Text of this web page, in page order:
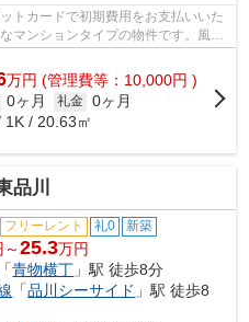
トカードで初期費用をお支払いいた
マンションタイプの物件です。風通
万円 (管理費等：10,000円 )
0ヶ月 礼金 0ヶ月
1K / 20.63㎡
品川
フリーレント 礼0 新築
～25.3万円
「青物横丁 」駅 徒歩8分
「品川シーサイド 」駅 徒歩8